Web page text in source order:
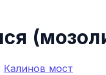
Калинов мост